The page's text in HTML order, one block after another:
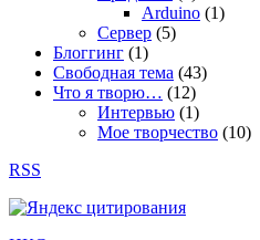
Arduino (1)
Сервер (5)
Блоггинг (1)
Свободная тема (43)
Что я творю… (12)
Интервью (1)
Мое творчество (10)
RSS